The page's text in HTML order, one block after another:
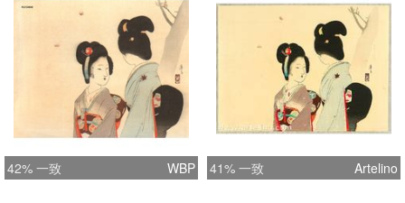
42% 一致 WBP 41% 一致 Artelino